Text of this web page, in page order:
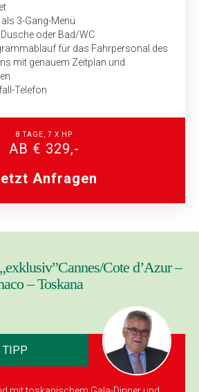
3-Gang-Menü
oder Bad/WC
für das Fahrpersonal des
mit genauem Zeitplan und
Telefon
8 TAGE, 7 X HP
AB € 329,-
Anfragen
Cote d’Azur –
– Toskana
TIPP